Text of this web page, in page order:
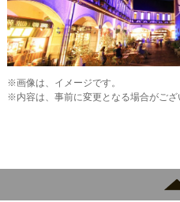
※画像は、イメージです。
※内容は、事前に変更となる場合がござ